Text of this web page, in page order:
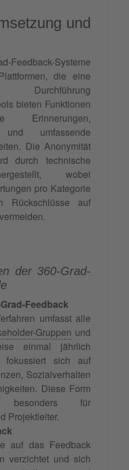
und
Systeme
die eine
Durchführung
bieten Funktionen
Erinnerungen,
und umfassende
Die Anonymität
durch technische
wobei
pro Kategorie
Rückschlüsse auf
der 360-Grad-
Feedback
umfasst alle
Gruppen und
einmal jährlich
fokussiert sich auf
Sozialverhalten
Diese Form
für
Projektleiter.
auf das Feedback
verzichtet und sich